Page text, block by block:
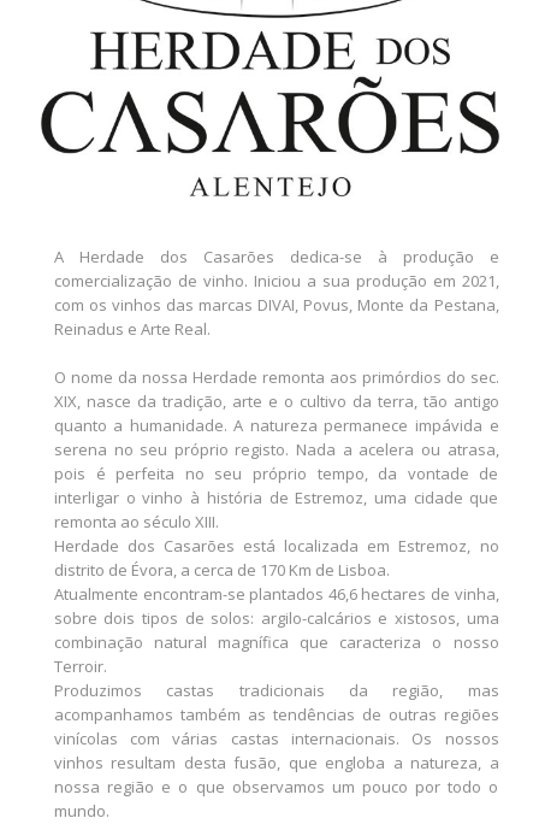
A Herdade dos Casarões dedica-se à produção e
comercialização de vinho. Iniciou a sua produção em 2021,
com os vinhos das marcas DIVAI, Povus, Monte da Pestana,
Reinadus e Arte Real.
O nome da nossa Herdade remonta aos primórdios do sec.
XIX, nasce da tradição, arte e o cultivo da terra, tão antigo
quanto a humanidade. A natureza permanece impávida e
serena no seu próprio registo. Nada a acelera ou atrasa,
pois é perfeita no seu próprio tempo, da vontade de
interligar o vinho à história de Estremoz, uma cidade que
remonta ao século XIII.
Herdade dos Casarões está localizada em Estremoz, no
distrito de Évora, a cerca de 170 Km de Lisboa.
Atualmente encontram-se plantados 46,6 hectares de vinha,
sobre dois tipos de solos: argilo-calcários e xistosos, uma
combinação natural magnífica que caracteriza o nosso
Terroir.
Produzimos castas tradicionais da região, mas
acompanhamos também as tendências de outras regiões
vinícolas com várias castas internacionais. Os nossos
vinhos resultam desta fusão, que engloba a natureza, a
nossa região e o que observamos um pouco por todo o
mundo.